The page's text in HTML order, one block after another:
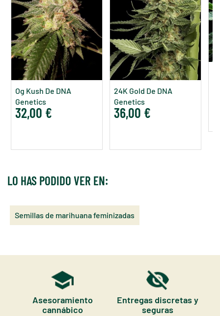
Og Kush De DNA
Genetics
32,00 €
24K Gold De DNA
Genetics
36,00 €
LO HAS PODIDO VER EN:
Semillas de marihuana feminizadas
Asesoramiento
cannábico
Entregas discretas y
seguras